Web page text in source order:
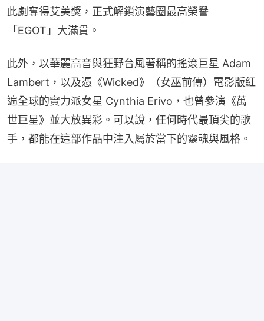
此劇奪得艾美獎，正式解鎖演藝圈最高榮譽
「EGOT」大滿貫。
此外，以華麗高音與狂野台風著稱的搖滾巨星 Adam
Lambert，以及憑《Wicked》（女巫前傳）電影版紅
遍全球的實力派女星 Cynthia Erivo，也曾參演《萬
世巨星》並大放異彩。可以說，任何時代最頂尖的歌
手，都能在這部作品中注入屬於當下的靈魂與風格。